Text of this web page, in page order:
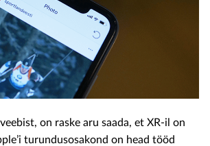
on raske aru saada, et XR-il on
turundusosakond on head tööd